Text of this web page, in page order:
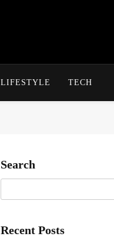
LIFESTYLE TECH
Search
Recent Posts